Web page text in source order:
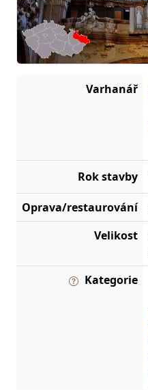
Varhanář
Rok stavby
Oprava/restaurování
Velikost
Kategorie